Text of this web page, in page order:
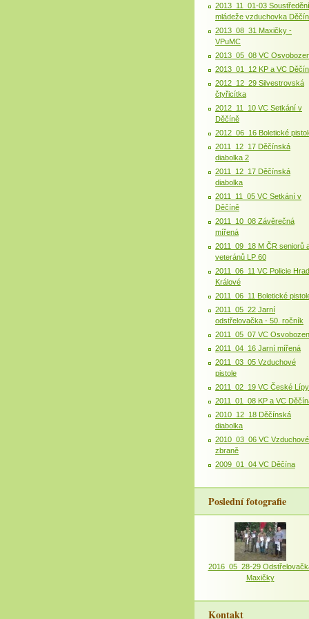
2013_11_01-03 Soustředění
mládeže vzduchovka Děčín
2013_08_31 Maxičky -
VPuMC
2013_05_08 VC
2013_01_12 KP a VC
2012_12_29 Silvestrovská
čtyřicítka
2012_11_10 VC Setkání v
Děčíně
2012_06_16 Boletické
2011_12_17 Děčínská
diabolka 2
2011_12_17 Děčínská
diabolka
2011_11_05 VC Setkání v
Děčíně
2011_10_08 Závěrečná
mířená
2011_09_18 M ČR seniorů
veteránů LP 60
2011_06_11 VC Policie
Králové
2011_06_11 Boletické
2011_05_22 Jarní
odstřelovačka - 50. ročník
2011_05_07 VC
2011_04_16 Jarní mířená
2011_03_05 Vzduchové
pistole
2011_02_19 VC České Lípy
2011_01_08 KP a VC
2010_12_18 Děčínská
diabolka
2010_03_06 VC Vzduchové
zbraně
2009_01_04 VC Děčína
Poslední fotografie
2016_05_28-29
Maxičky
Kontakt